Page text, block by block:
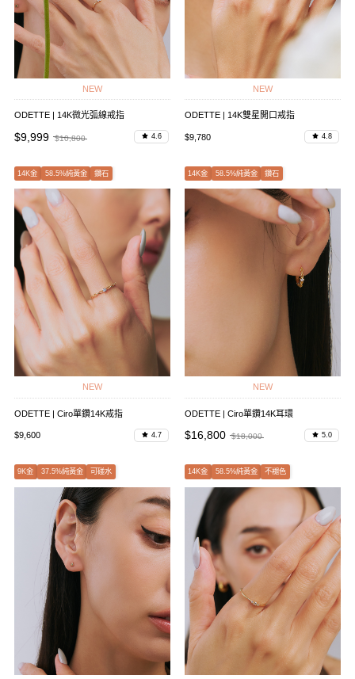
NEW
ODETTE | 14K微光弧線戒指
$9,999 $10,800 4.6
NEW
ODETTE | 14K雙星開口戒指
$9,780 4.8
14K金 58.5%純黃金 鑽石
NEW
ODETTE | Ciro單鑽14K戒指
$9,600 4.7
14K金 58.5%純黃金 鑽石
NEW
ODETTE | Ciro單鑽14K耳環
$16,800 $18,000 5.0
9K金 37.5%純黃金 可碰水 14K金 58.5%純黃金 不褪色